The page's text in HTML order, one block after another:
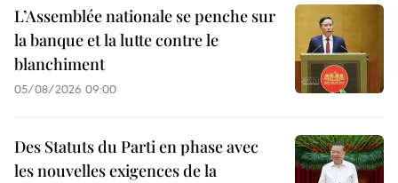
L’Assemblée nationale se penche sur
la banque et la lutte contre le
blanchiment
05/08/2026 09:00
Des Statuts du Parti en phase avec
les nouvelles exigences de la